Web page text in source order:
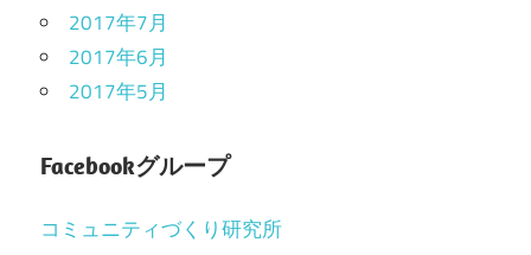
2017年7月
2017年6月
2017年5月
Facebookグループ
コミュニティづくり研究所